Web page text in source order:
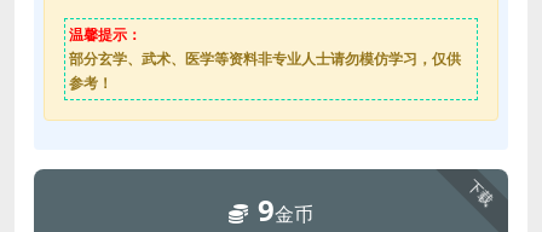
温馨提示：
部分玄学、武术、医学等资料非专业人士请勿模仿学习，仅供
参考！
下载
9金币